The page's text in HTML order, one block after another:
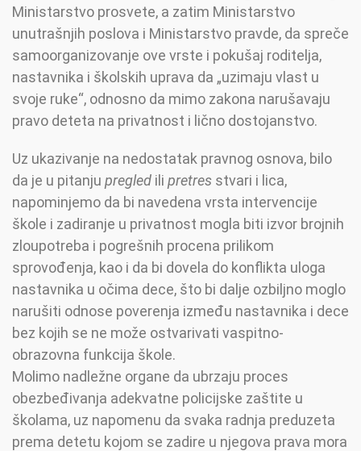
Ministarstvo prosvete, a zatim Ministarstvo
unutrašnjih poslova i Ministarstvo pravde, da spreče
samoorganizovanje ove vrste i pokušaj roditelja,
nastavnika i školskih uprava da „uzimaju vlast u
svoje ruke“, odnosno da mimo zakona narušavaju
pravo deteta na privatnost i lično dostojanstvo.
Uz ukazivanje na nedostatak pravnog osnova, bilo
da je u pitanju pregled ili pretres stvari i lica,
napominjemo da bi navedena vrsta intervencije
škole i zadiranje u privatnost mogla biti izvor brojnih
zloupotreba i pogrešnih procena prilikom
sprovođenja, kao i da bi dovela do konflikta uloga
nastavnika u očima dece, što bi dalje ozbiljno moglo
narušiti odnose poverenja između nastavnika i dece
bez kojih se ne može ostvarivati vaspitno-
obrazovna funkcija škole.
Molimo nadležne organe da ubrzaju proces
obezbeđivanja adekvatne policijske zaštite u
školama, uz napomenu da svaka radnja preduzeta
prema detetu kojom se zadire u njegova prava mora